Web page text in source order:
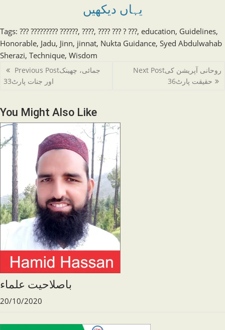
یہاں دیکھیں
Tags: ??? ????????? ??????, ????, ???? ??? ? ???, education, Guidelines,
Honorable, Jadu, Jinn, jinnat, Nukta Guidance, Syed Abdulwahab
Sherazi, Technique, Wisdom
Read
more
Previous Postجمائی، چھینک
اور جنات پارٹ33
Next Postروحانی آپریشن کی
حقیقت پارٹ36
You Might Also Like
باصلاحیت علماء
20/10/2020